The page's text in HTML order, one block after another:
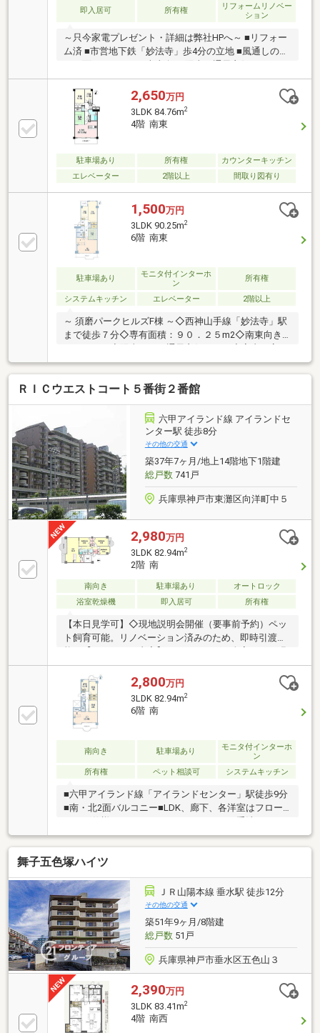
即入居可 所有権
リフォームリノベー
ション
～只今家電プレゼント・詳細は弊社HPへ～ ■リフォー
ム済 ■市営地下鉄「妙法寺」歩4分の立地 ■風通しの良
2,650万円
3LDK 84.76m2
4階 南東
駐車場あり 所有権
カウンターキッチン
エレベーター
2階以上 間取り図有り
1,500万円
3LDK 90.25m2
6階 南東
駐車場あり
モニタ付インターホ
ン
所有権
システムキッチン エレベーター 2階以上
～ 須磨パークヒルズF棟 ～◇西神山手線「妙法寺」駅
まで徒歩７分◇専有面積：９０．２５m2◇南東向き
使用しております。◇妙法寺駅にはショッピングセン
ター「リファーレ横尾」がございます。
ＲＩＣウエストコート５番街２番館
六甲アイランド線 アイランドセ
ンター駅 徒歩8分
その他の交通
築37年7ヶ月/地上14階地下1階建
総戸数741戸
兵庫県神戸市東灘区向洋町中５
2,980万円
3LDK 82.94m2
2階 南
南向き 駐車場あり
オートロック
浴室乾燥機
即入居可 所有権
【本日見学可】◇現地説明会開催（要事前予約）ペッ
ト飼育可能。リノベーション済みのため、即時引渡可
替、水廻り一式・玄関収納・パネルヒーター新調な
ど。
2,800万円
3LDK 82.94m2
6階 南
南向き 駐車場あり
モニタ付インターホ
ン
所有権
ペット相談可 システムキッチン
■六甲アイランド線「アイランドセンター」駅徒歩9分
■南・北2面バルコニー■LDK、廊下、各洋室はフロー
ンター付■全居室6帖以上あり■カウンターキッチン■ペ
ット飼育可（管理規約による制限有）〇物件の詳細及
び内覧希望のお問い合わせにつきましては担当：畑ま
でお願いいたします。（フリーコール ０１２０－９
５６－４４０）
舞子五色塚ハイツ
ＪＲ山陽本線 垂水駅 徒歩12分
その他の交通
築51年9ヶ月/8階建
総戸数51戸
兵庫県神戸市垂水区五色山３
2,390万円
3LDK 83.41m2
4階 南西